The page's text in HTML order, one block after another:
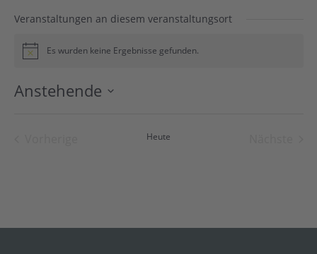
Veranstaltungen an diesem veranstaltungsort
HinweisEs wurden keine Ergebnisse gefunden.
Anstehende
Heute